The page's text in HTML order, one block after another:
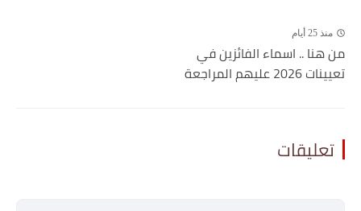
منذ 25 أيام
من هنا .. اسماء الفائزين في
تعيينات 2026 عليهم المراجعة
تعليقات